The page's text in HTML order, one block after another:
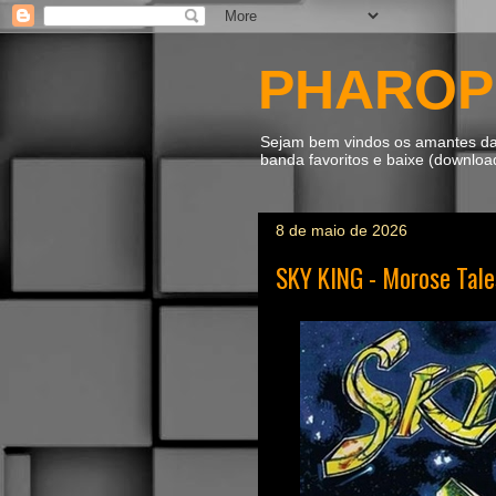
Sejam bem vindos os amantes
banda favoritos e baixe
8 de maio de 2026
SKY KING - Morose